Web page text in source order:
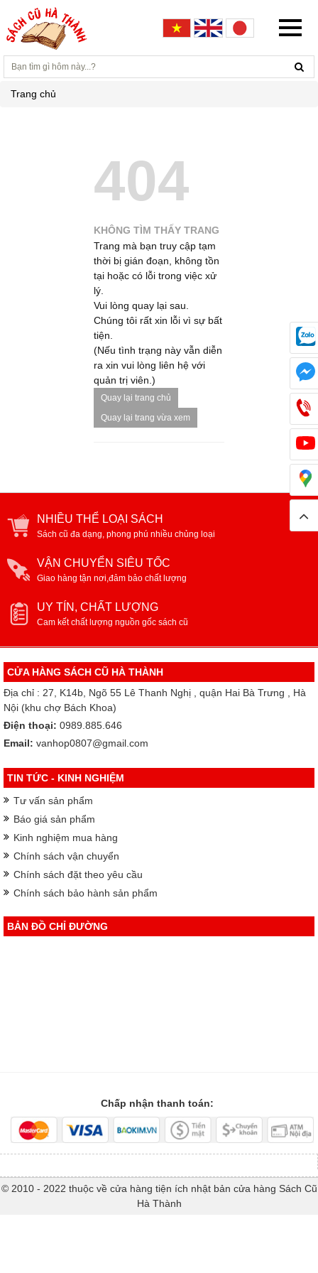
Trang chủ
404
KHÔNG TÌM THẤY TRANG
Trang mà bạn truy cập tạm
thời bị gián đoạn, không tồn
tại hoặc có lỗi trong việc xử
lý.
Vui lòng quay lại sau.
Chúng tôi rất xin lỗi vì sự bất
tiện.
(Nếu tình trạng này vẫn diễn
ra xin vui lòng liên hệ với
quản trị viên.)
Quay lại trang chủ
Quay lại trang vừa xem
NHIỀU THỂ LOẠI SÁCH
Sách cũ đa dạng, phong phú nhiều chủng loại
VẬN CHUYỂN SIÊU TỐC
Giao hàng tận nơi,đảm bảo chất lượng
UY TÍN, CHẤT LƯỢNG
Cam kết chất lượng nguồn gốc sách cũ
CỬA HÀNG SÁCH CŨ HÀ THÀNH
Địa chỉ : 27, K14b, Ngõ 55 Lê Thanh Nghị , quận Hai Bà Trưng , Hà
Nội (khu chợ Bách Khoa)
Điện thoại: 0989.885.646
Email: vanhop0807@gmail.com
TIN TỨC - KINH NGHIỆM
Tư vấn sản phẩm
Báo giá sản phẩm
Kinh nghiệm mua hàng
Chính sách vận chuyển
Chính sách đặt theo yêu cầu
Chính sách bảo hành sản phẩm
BẢN ĐỒ CHỈ ĐƯỜNG
Chấp nhận thanh toán:
© 2010 - 2022 thuộc về cửa hàng tiện ích nhật bản cửa hàng Sách Cũ
Hà Thành